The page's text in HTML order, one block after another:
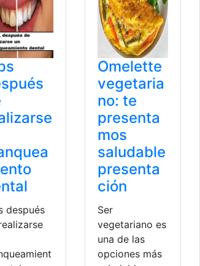
después
Omelette
vegetaria
no: te
presenta
mos
saludable
presenta
ción
Ser
vegetariano es
una de las
opciones más